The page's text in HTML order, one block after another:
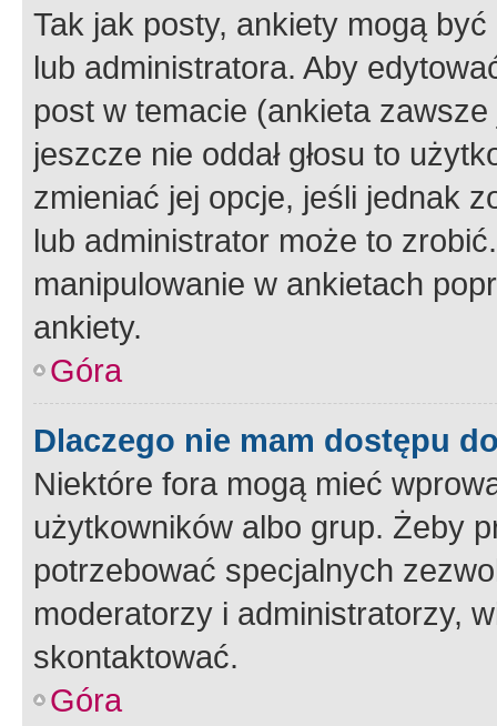
Tak jak posty, ankiety mogą
lub administratora. Aby
post w temacie (ankieta
jeszcze nie oddał głosu to
zmieniać jej opcje, jeśli jednak
lub administrator może to
manipulowanie w ankietach
ankiety.
Góra
Dlaczego nie mam dostępu
Niektóre fora mogą mieć
użytkowników albo grup. Żeby
potrzebować specjalnych
moderatorzy i administratorzy,
skontaktować.
Góra